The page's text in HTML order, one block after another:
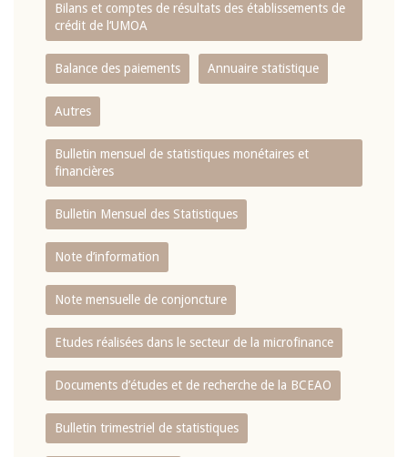
Bilans et comptes de résultats des établissements de
crédit de l‘UMOA
Balance des paiements Annuaire statistique
Autres
Bulletin mensuel de statistiques monétaires et
financières
Bulletin Mensuel des Statistiques
Note d’information
Note mensuelle de conjoncture
Etudes réalisées dans le secteur de la microfinance
Documents d’études et de recherche de la BCEAO
Bulletin trimestriel de statistiques